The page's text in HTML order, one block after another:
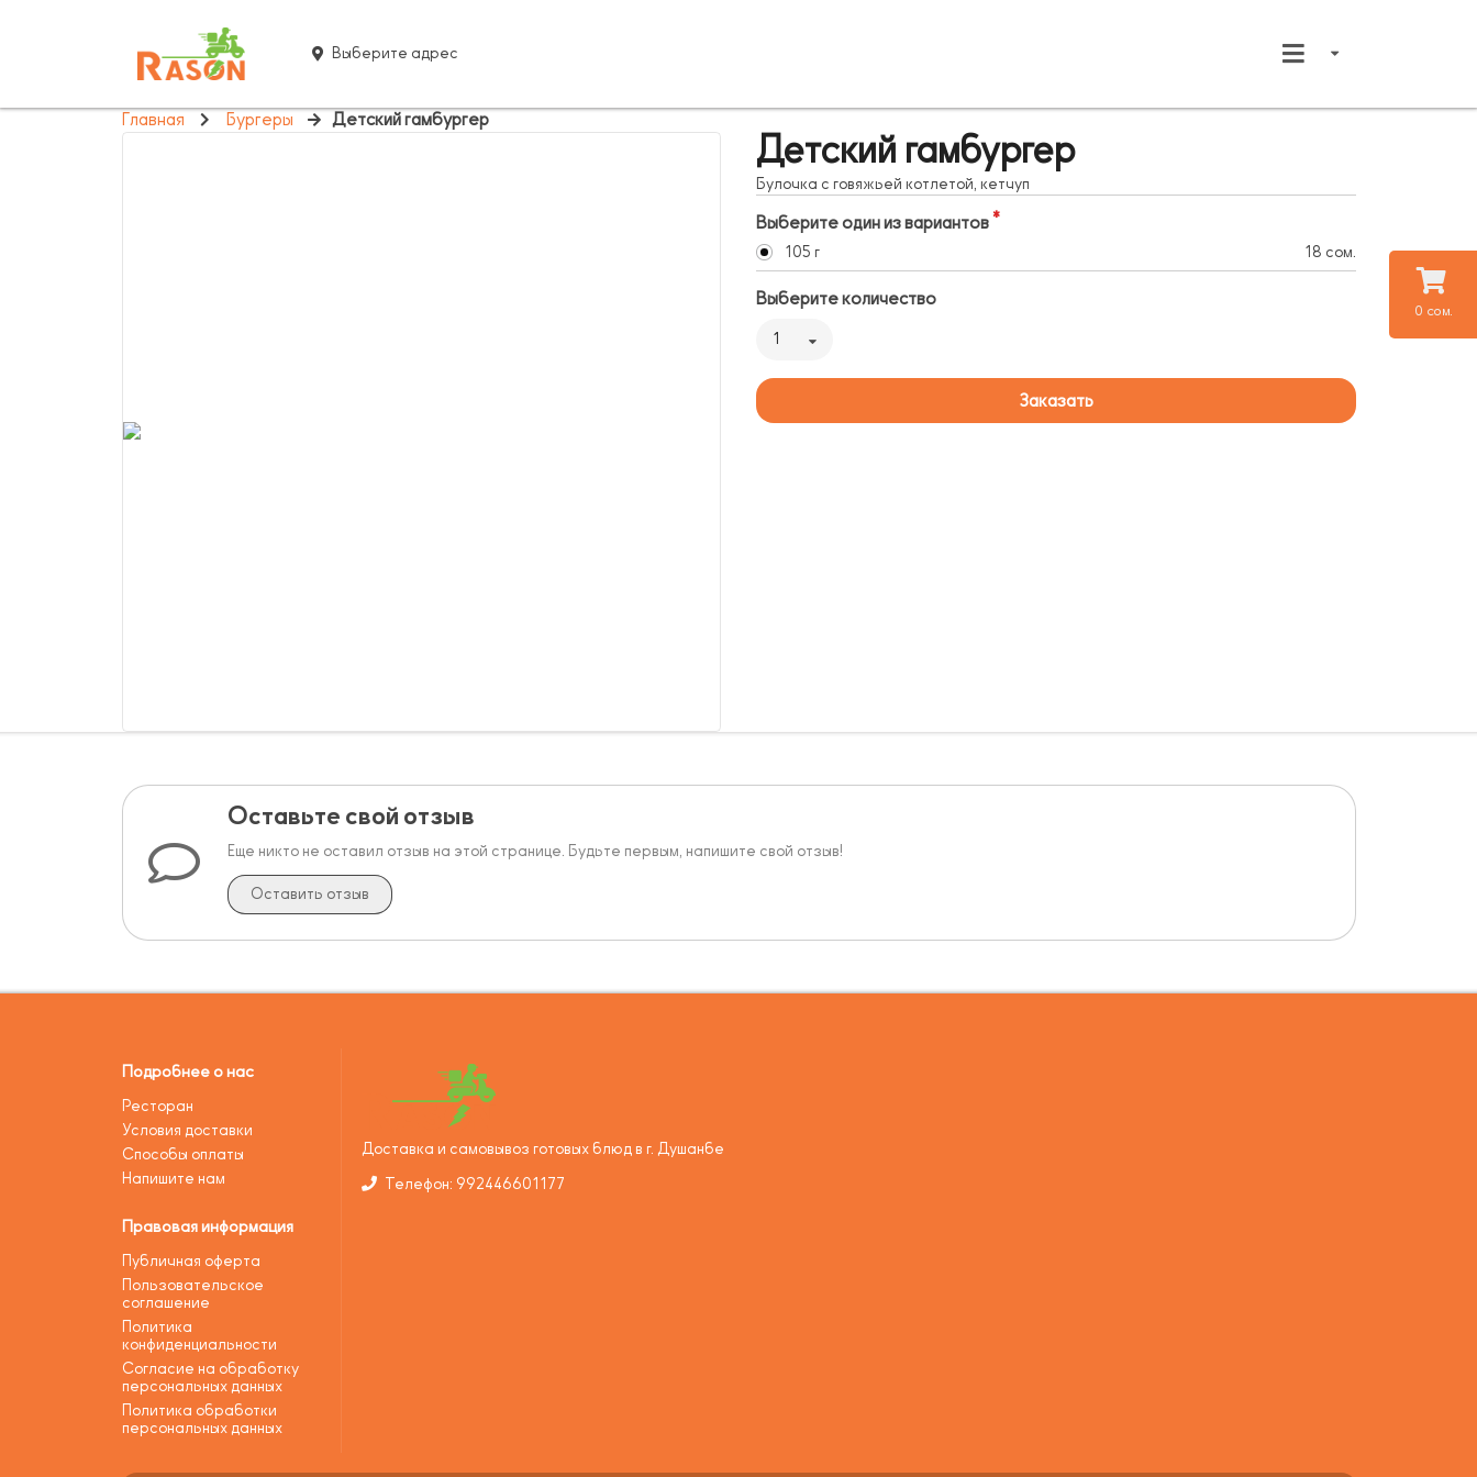
0 сом.
Выберите адрес
Главная Бургеры Детский гамбургер
Детский гамбургер
Булочка с говяжьей котлетой, кетчуп
Выберите один из вариантов
105 г 18 сом.
Выберите количество
1
Заказать
Оставьте свой отзыв
Еще никто не оставил отзыв на этой странице. Будьте первым, напишите свой отзыв!
Оставить отзыв
Подробнее о нас
Ресторан
Условия доставки
Способы оплаты
Напишите нам
Правовая информация
Публичная оферта
Пользовательское
соглашение
Политика
конфиденциальности
Согласие на обработку
персональных данных
Политика обработки
персональных данных
Доставка и самовывоз готовых блюд в г. Душанбе
Телефон: 992446601177